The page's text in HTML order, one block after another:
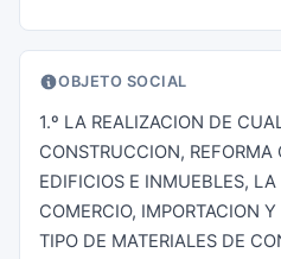
OBJETO SOCIAL
1.º LA REALIZACION DE
CONSTRUCCION, REFORMA
EDIFICIOS E INMUEBLES, LA
COMERCIO, IMPORTACION
TIPO DE MATERIALES DE